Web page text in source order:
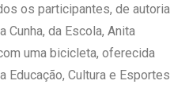
os participantes, de autoria
Cunha, da Escola, Anita
uma bicicleta, oferecida
Educação, Cultura e Esportes